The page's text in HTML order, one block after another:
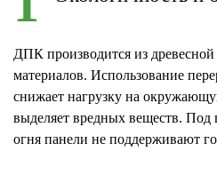
ДПК производится из
материалов. Использование
снижает нагрузку на
выделяет вредных веществ. Под
огня панели не поддерживают